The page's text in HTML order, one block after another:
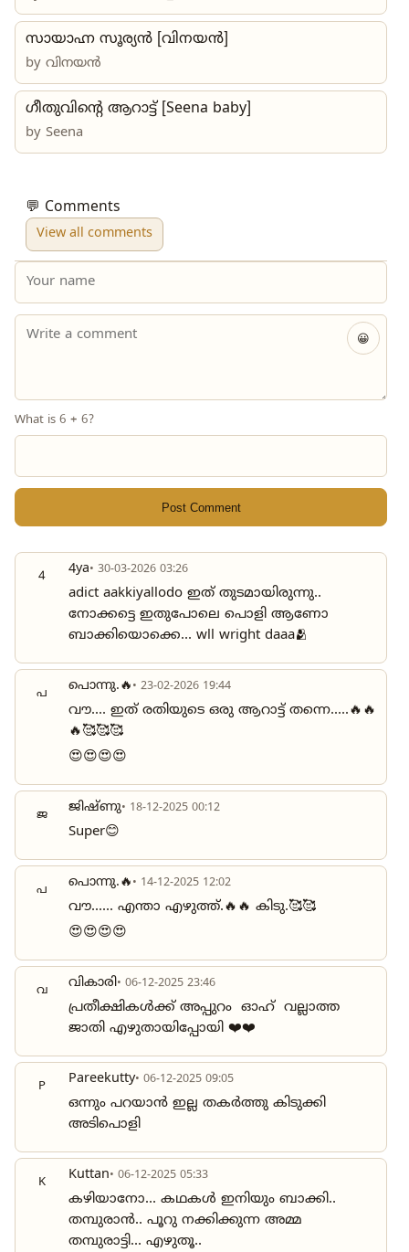
സായാഹ്ന സൂര്യൻ [വിനയൻ]
by വിനയൻ
ഗീതുവിന്റെ ആറാട്ട് [Seena baby]
by Seena
💬 Comments
View all comments
😀
What is 6 + 6?
Post Comment
4 4ya• 30-03-2026 03:26
adict aakkiyallodo ഇത് തുടമായിരുന്നു..
നോക്കട്ടെ ഇതുപോലെ പൊളി ആണോ
ബാക്കിയൊക്കെ... wll wright daaa🫂
പ പൊന്നു.🔥• 23-02-2026 19:44
വൗ.... ഇത് രതിയുടെ ഒരു ആറാട്ട് തന്നെ.....🔥🔥
🔥🥰🥰🥰
😍😍😍😍
ജ ജിഷ്ണു• 18-12-2025 00:12
Super😊
പ പൊന്നു.🔥• 14-12-2025 12:02
വൗ...... എന്താ എഴുത്ത്.🔥🔥 കിടു.🥰🥰
😍😍😍😍
വ വികാരി• 06-12-2025 23:46
പ്രതീക്ഷികൾക്ക് അപ്പുറം ഓഹ് വല്ലാത്ത
ജാതി എഴുതായിപ്പോയി ❤️❤️
P Pareekutty• 06-12-2025 09:05
ഒന്നും പറയാൻ ഇല്ല തകർത്തു കിടുക്കി
അടിപൊളി
K Kuttan• 06-12-2025 05:33
കഴിയാനോ... കഥകൾ ഇനിയും ബാക്കി..
തമ്പുരാൻ.. പൂറു നക്കിക്കുന്ന അമ്മ
തമ്പുരാട്ടി... എഴുതൂ..